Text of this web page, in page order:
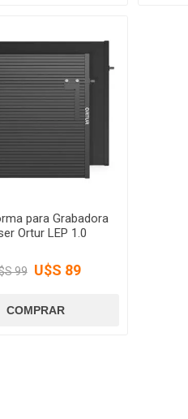
para Grabadora
Ortur LEP 1.0
99 U$S 89